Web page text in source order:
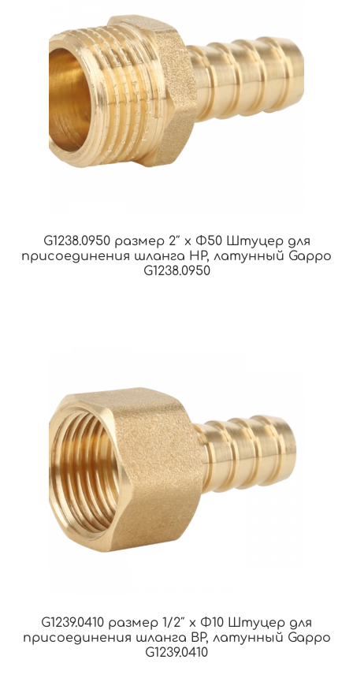
G1238.0950 размер 2″ x Φ50 Штуцер для
присоединения шланга НР, латунный Gappo
G1238.0950
G1239.0410 размер 1/2″ x Φ10 Штуцер для
присоединения шланга ВР, латунный Gappo
G1239.0410